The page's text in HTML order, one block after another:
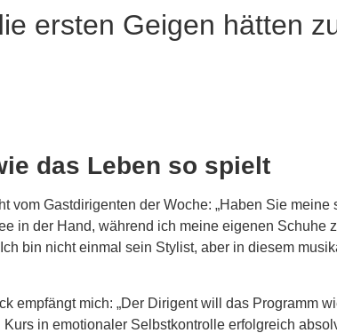
ersten Geigen hätten
das Leben so spielt
Gastdirigenten der Woche: „Haben Sie
in der Hand, während ich meine eigenen Schuhe
bin nicht einmal sein Stylist, aber in diesem
empfängt mich: „Der Dirigent will das Programm
in emotionaler Selbstkontrolle erfolgreich